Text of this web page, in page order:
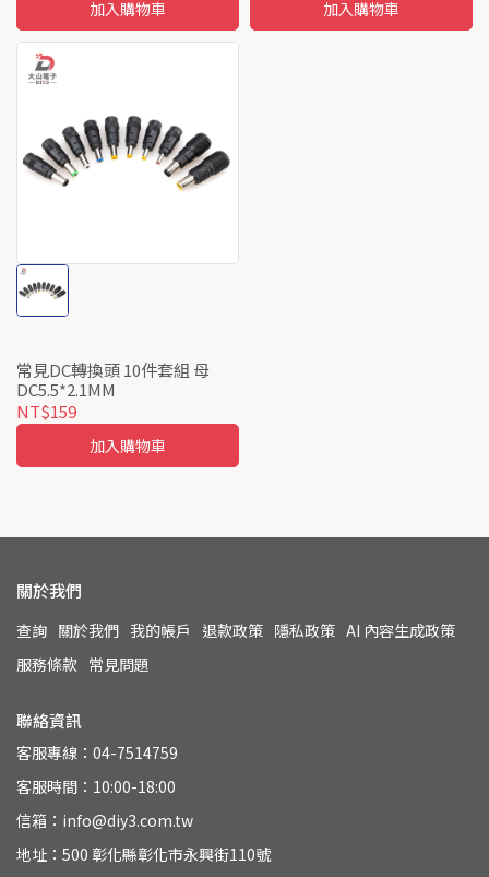
加入購物車 加入購物車
常見DC轉換頭 10件套組 母
DC5.5*2.1MM
NT$159
加入購物車
關於我們
查詢 關於我們 我的帳戶 退款政策 隱私政策 AI 內容生成政策
服務條款 常見問題
聯絡資訊
客服專線：04-7514759
客服時間：10:00-18:00
信箱：info@diy3.com.tw
地址：500 彰化縣彰化市永興街110號